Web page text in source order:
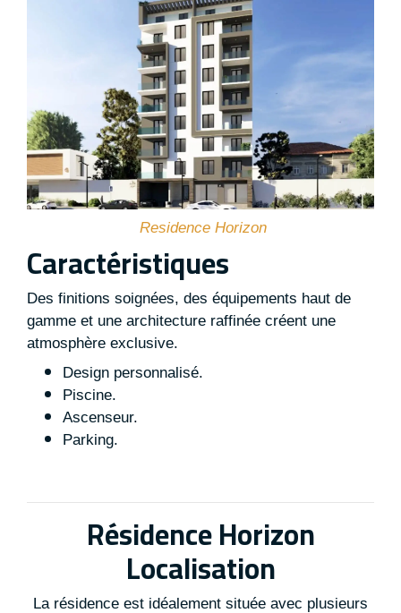
Residence Horizon
Caractéristiques
Des finitions soignées, des équipements haut de
gamme et une architecture raffinée créent une
atmosphère exclusive.
Design personnalisé.
Piscine.
Ascenseur.
Parking.
Résidence Horizon
Localisation
La résidence est idéalement située avec plusieurs